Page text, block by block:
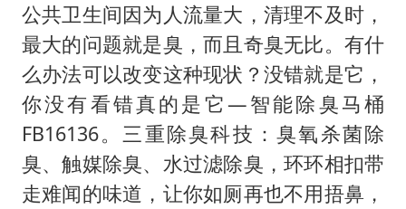
公共卫生间因为人流量大，清理不及时，
最大的问题就是臭，而且奇臭无比。有什
么办法可以改变这种现状？没错就是它，
你没有看错真的是它—智能除臭马桶
FB16136。三重除臭科技：臭氧杀菌除
臭、触媒除臭、水过滤除臭，环环相扣带
走难闻的味道，让你如厕再也不用捂鼻，